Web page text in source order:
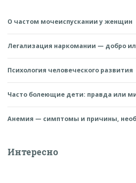
О частом мочеиспускании у женщин
Легализация наркомании — добро
Психология человеческого развития
Часто болеющие дети: правда или
Анемия — симптомы и причины,
Интересно